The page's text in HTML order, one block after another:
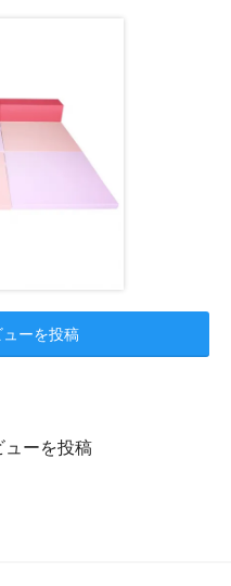
ーを投稿
ューを投稿